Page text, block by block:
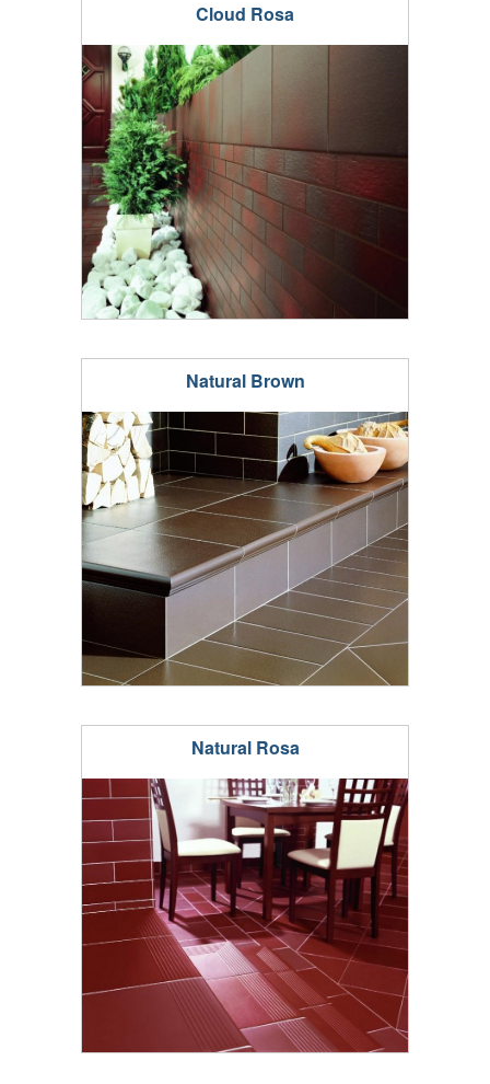
Cloud Rosa
Natural Brown
Natural Rosa